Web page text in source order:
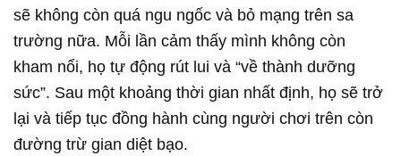
sẽ không còn quá ngu ngốc và bỏ mạng trên sa
trường nữa. Mỗi lần cảm thấy mình không còn
kham nổi, họ tự động rút lui và “về thành dưỡng
sức”. Sau một khoảng thời gian nhất định, họ sẽ trở
lại và tiếp tục đồng hành cùng người chơi trên còn
đường trừ gian diệt bạo.